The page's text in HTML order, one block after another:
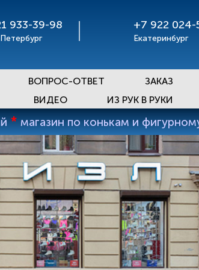
933-39-98 +7 922 024-
Екатеринбург
ВОПРОС-ОТВЕТ ЗАКАЗ
ВИДЕО ИЗ РУК В РУКИ
* магазин по конькам и